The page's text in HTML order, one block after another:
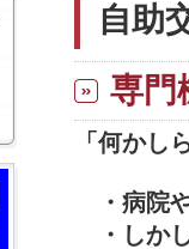
自助
専門
「何か
・病院
・しか